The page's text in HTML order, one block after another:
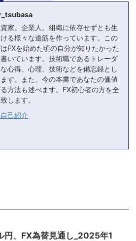
家。企業人。組織に依存せずとも生
る様々な道筋を作っています。この
FXを始めた頃の自分が知りたかった
いています。技術職であるトレーダ
心得、心理、技術などを備忘録とし
す。また、今の本業であなたの価値
方法も述べます。FX初心者の方を全
します。
己紹介
円、FX為替見通し_2025年1